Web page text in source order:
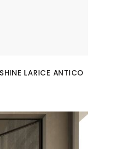
LARICE ANTICO